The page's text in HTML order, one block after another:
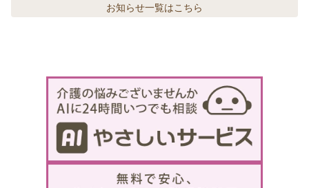
お知らせ一覧はこちら